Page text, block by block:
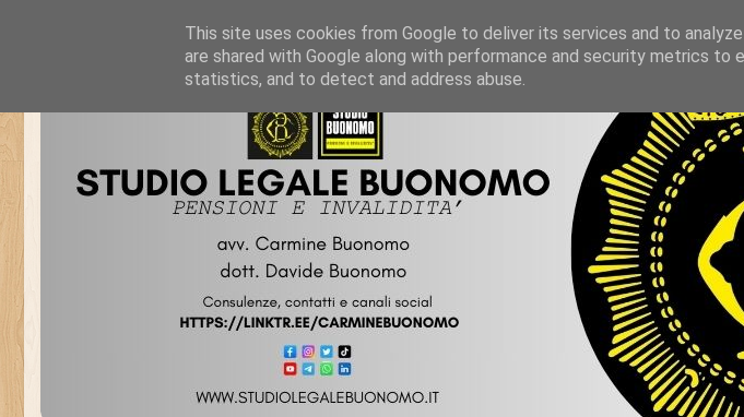
This site uses cookies from Google to deliver its services and to
are shared with Google along with performance and security metrics to
statistics, and to detect and address abuse.